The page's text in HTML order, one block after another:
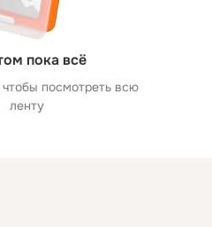
пока всё
чтобы посмотреть всю
ленту